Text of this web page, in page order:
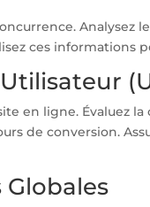
Analysez
ces informations
en ligne. Évaluez
de conversion.
Globales